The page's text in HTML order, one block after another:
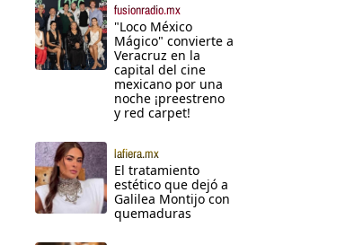
fusionradio.mx
"Loco México
Mágico" convierte a
Veracruz en la
capital del cine
mexicano por una
noche ¡preestreno
y red carpet!
lafiera.mx
El tratamiento
estético que dejó a
Galilea Montijo con
quemaduras